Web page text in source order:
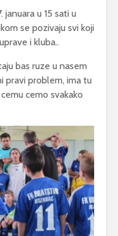
januara u 15 sati u
se pozivaju svi koji
i kluba..
bas ruze u nasem
pravi problem, ima tu
cemo svakako